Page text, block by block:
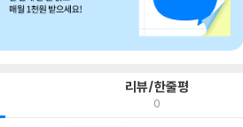
리뷰/한줄평
0